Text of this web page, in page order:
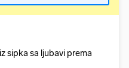
sipka sa ljubavi prema